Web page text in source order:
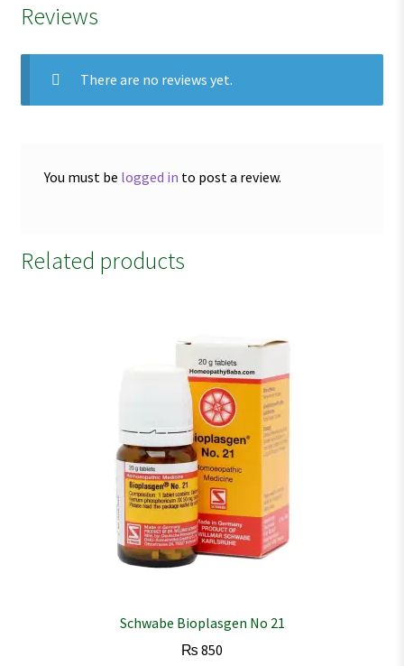
Reviews
There are no reviews yet.
You must be logged in to post a review.
Related products
Schwabe Bioplasgen No 21
₨ 850